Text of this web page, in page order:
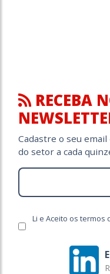
RECEBA
Cadastre o seu
do setor a cada
Li e Aceito os termos